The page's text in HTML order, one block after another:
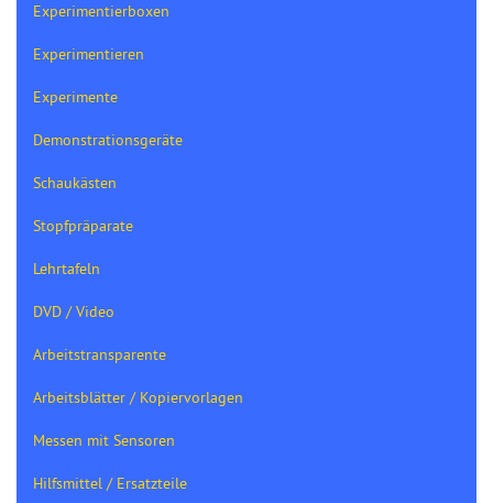
Experimentierboxen
Experimentieren
Experimente
Demonstrationsgeräte
Schaukästen
Stopfpräparate
Lehrtafeln
DVD / Video
Arbeitstransparente
Arbeitsblätter / Kopiervorlagen
Messen mit Sensoren
Hilfsmittel / Ersatzteile